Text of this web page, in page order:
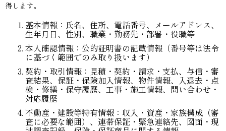
得します。
基本情報：氏名、住所、電話番号、メールアドレス、
生年月日、性別、職業・勤務先・部署・役職等
本人確認情報：公的証明書の記載情報（番号等は法令
に基づく範囲でのみ取り扱います）
契約・取引情報：見積・契約・請求・支払、与信・審
査結果、保証・保険加入情報、物件情報、入退去・点
検・修繕・保守履歴、工事・施工情報、問い合わせ・
対応履歴
不動産・建設等特有情報：収入・資産・家族構成（審
査に必要な範囲）、連帯保証・緊急連絡先、図面・現